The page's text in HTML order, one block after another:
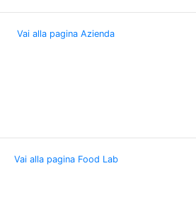
Vai alla pagina Azienda
Vai alla pagina Food Lab